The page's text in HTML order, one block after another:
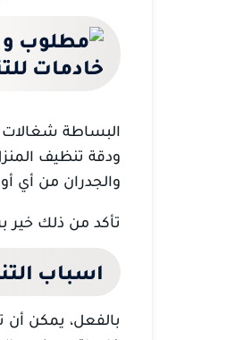
البساطة شغالات
ودقة تنظيف
والجدران من أي
تأكد من ذلك خير
اسباب
بالفعل، يمكن أن